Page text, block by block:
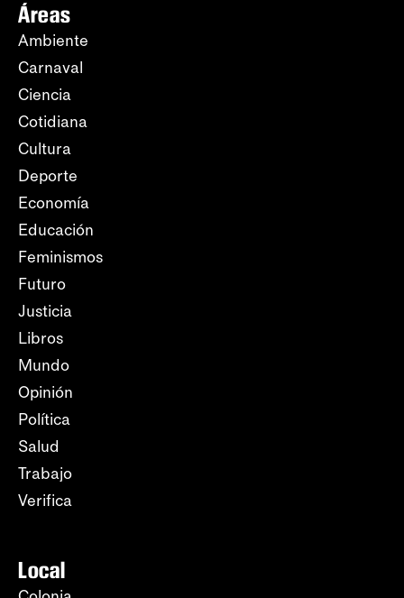
Áreas
Ambiente
Carnaval
Ciencia
Cotidiana
Cultura
Deporte
Economía
Educación
Feminismos
Futuro
Justicia
Libros
Mundo
Opinión
Política
Salud
Trabajo
Verifica
Local